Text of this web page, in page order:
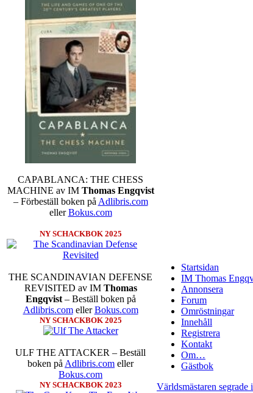
CAPABLANCA: THE CHESS
MACHINE av IM Thomas Engqvist
– Förbeställ boken på Adlibris.com
ellerBokus.com
NY SCHACKBOK 2025
THE SCANDINAVIAN DEFENSE
REVISITED av IM Thomas
Engqvist– Beställ boken på
Adlibris.comellerBokus.com
NY SCHACKBOK 2025
ULF THE ATTACKER – Beställ
boken på Adlibris.com eller
Bokus.com
NY SCHACKBOK 2023
Startsidan
IM Thomas
Annonsera
Forum
Omröstningar
Innehåll
Registrera
Kontakt
Om…
Gästbok
Världsmästaren